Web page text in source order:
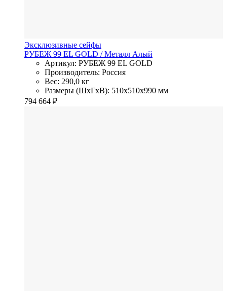
Эксклюзивные сейфы
РУБЕЖ 99 EL GOLD / Металл Алый
Артикул: РУБЕЖ 99 EL GOLD
Производитель: Россия
Вес: 290,0 кг
Размеры (ШхГхВ): 510x510x990 мм
794 664 ₽